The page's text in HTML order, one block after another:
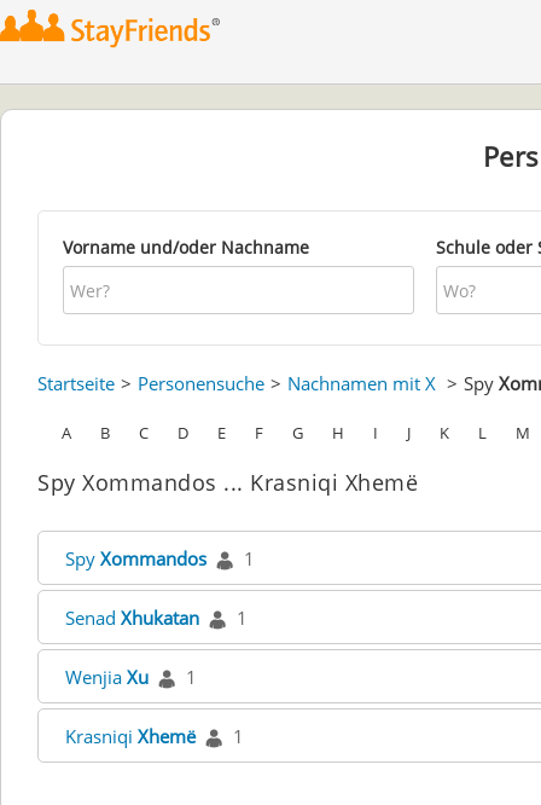
Vorname und/oder Nachname Schule oder
Startseite Personensuche Nachnamen mit X Spy
A B C D E F G H I J K L M
Spy Xommandos ... Krasniqi Xhemë
Spy Xommandos 1
Senad Xhukatan 1
Wenjia Xu 1
Krasniqi Xhemë 1